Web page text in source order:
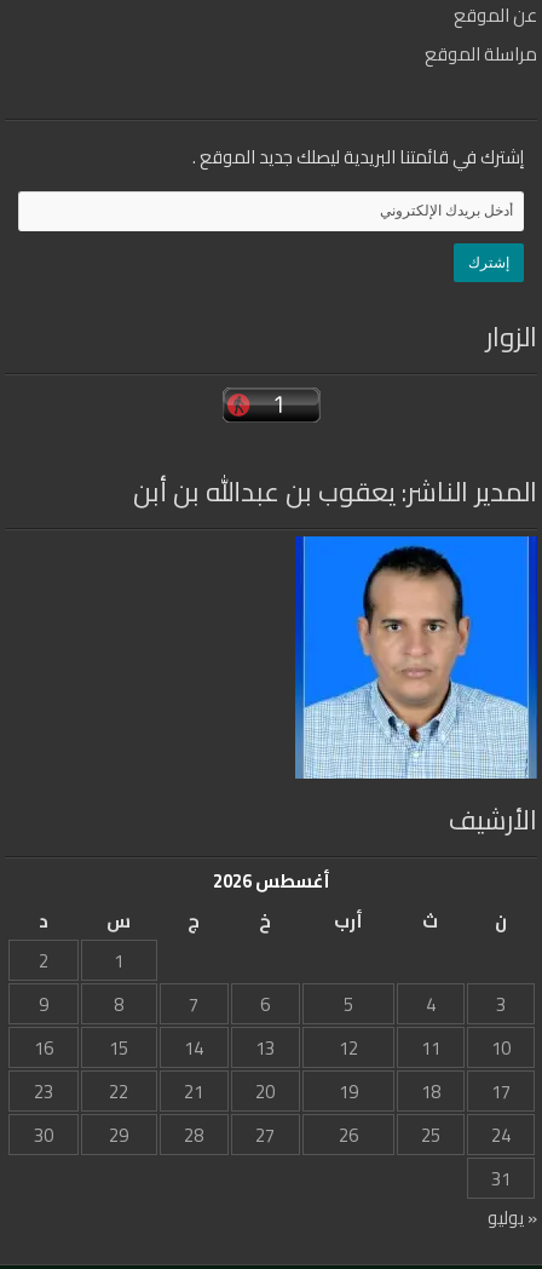
عن الموقع
مراسلة الموقع
إشترك في قائمتنا البريدية ليصلك جديد الموقع .
الزوار
المدير الناشر: يعقوب بن عبدالله بن أبن
الأرشيف
أغسطس 2026
ن
ث أرب خ ج س
د
1
2
3
4
5
6
7
8
9
10
11
12
13
14
15
16
17
18
19
20
21
22
23
24
25
26
27
28
29
30
31
« يوليو